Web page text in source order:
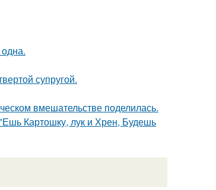
супругой.
вмешательстве поделилась.
"Ешь Картошку, лук и Хрен, Будешь